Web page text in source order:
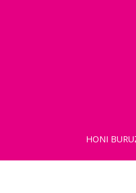
HONI